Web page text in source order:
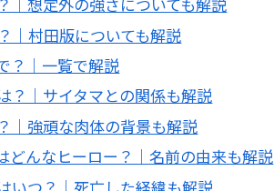
｜村田版についても解説
？｜一覧で解説
？｜サイタマとの関係も解説
｜強頑な肉体の背景も解説
どんなヒーロー？｜名前の由来も解説